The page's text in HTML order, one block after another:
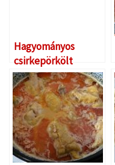
Hagyományos
csirkepörkölt